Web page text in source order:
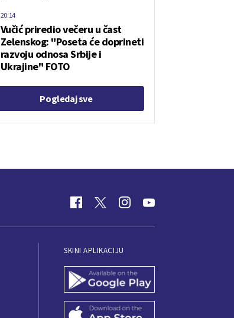
Vučić priredio večeru u čast
Zelenskog: "Poseta će doprineti
razvoju odnosa Srbije i
Ukrajine" FOTO
20:14
Pogledaj sve
SKINI APLIKACIJU